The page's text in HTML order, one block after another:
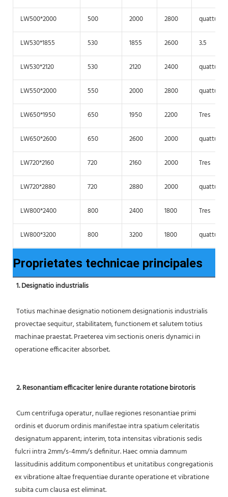
LW500*2000 500 2000 2800 quattuor
LW530*1855 530 1855 2600 3.5
LW530*2120 530 2120 2400 quattuor
LW550*2000 550 2000 2800 quattuor
LW650*1950 650 1950 2200 Tres
LW650*2600 650 2600 2000 quattuor
LW720*2160 720 2160 2000 Tres
LW720*2880 720 2880 2000 quattuor
LW800*2400 800 2400 1800 Tres
LW800*3200 800 3200 1800 quattuor
Proprietates technicae principales
1. Designatio industrialis
provectae sequitur, stabilitatem, functionem et salutem totius
machinae praestat. Praeterea vim sectionis oneris dynamici in
operatione efficaciter absorbet.
2. Resonantiam efficaciter lenire durante rotatione birotoris
ordinis et duorum ordinis manifestae intra spatium celeritatis
designatum apparent; interim, tota intensitas vibrationis sedis
fulcri intra 2mm/s-4mm/s definitur. Haec omnia damnum
lassitudinis additum componentibus et unitatibus congregationis
ex vibratione altae frequentiae durante operatione et vibratione
subita cum clausa est eliminat.